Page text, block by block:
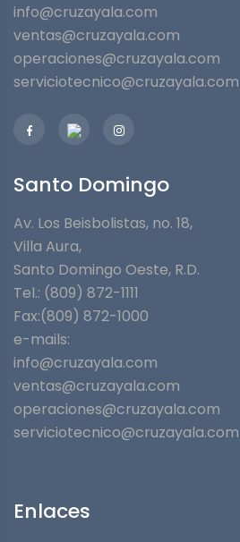
info@cruzayala.com
ventas@cruzayala.com
operaciones@cruzayala.com
serviciotecnico@cruzayala.com
Santo Domingo
Av. Los Beisbolistas, no. 18,
Villa Aura,
Santo Domingo Oeste, R.D.
Tel.: (809) 872-1111
Fax:(809) 872-1000
e-mails:
info@cruzayala.com
ventas@cruzayala.com
operaciones@cruzayala.com
serviciotecnico@cruzayala.com
Enlaces